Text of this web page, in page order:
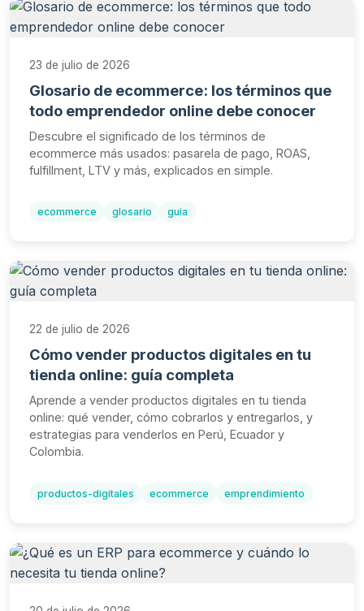
23 de julio de 2026
Glosario de ecommerce: los términos que
todo emprendedor online debe conocer
Descubre el significado de los términos de
ecommerce más usados: pasarela de pago, ROAS,
fulfillment, LTV y más, explicados en simple.
ecommerce glosario guia
22 de julio de 2026
Cómo vender productos digitales en tu
tienda online: guía completa
Aprende a vender productos digitales en tu tienda
online: qué vender, cómo cobrarlos y entregarlos, y
estrategias para venderlos en Perú, Ecuador y
Colombia.
productos-digitales ecommerce emprendimiento